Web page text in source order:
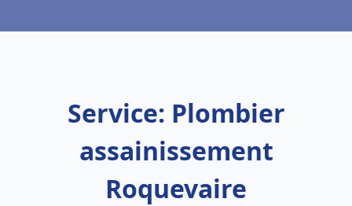
Service: Plombier
assainissement
Roquevaire